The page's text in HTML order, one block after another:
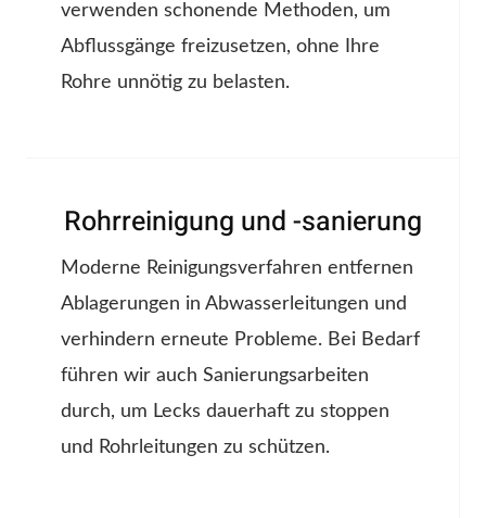
verwenden schonende Methoden, um
Abflussgänge freizusetzen, ohne Ihre
Rohre unnötig zu belasten.
Rohrreinigung und -sanierung
Moderne Reinigungsverfahren entfernen
Ablagerungen in Abwasserleitungen und
verhindern erneute Probleme. Bei Bedarf
führen wir auch Sanierungsarbeiten
durch, um Lecks dauerhaft zu stoppen
und Rohrleitungen zu schützen.